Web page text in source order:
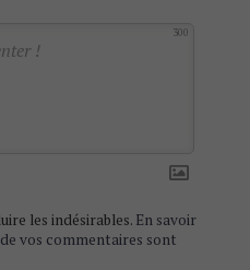
300
les indésirables. En savoir
vos commentaires sont